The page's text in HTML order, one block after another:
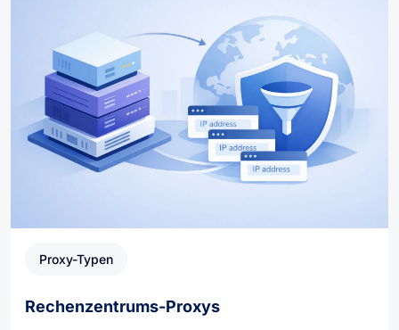
Proxy-Typen
Rechenzentrums-Proxys